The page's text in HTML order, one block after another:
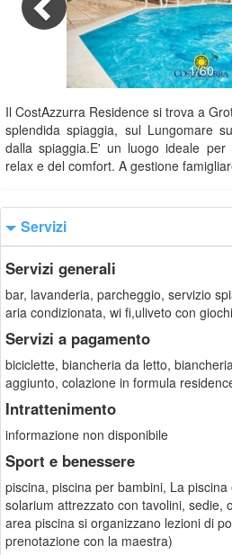
1/60
Il CostAzzurra Residence si trova a
splendida spiaggia, sul Lungomare
dalla spiaggia.E' un luogo ideale per
relax e del comfort. A gestione
Servizi
Servizi generali
bar, lavanderia, parcheggio, servizio
aria condizionata, wi fi,uliveto con
Servizi a pagamento
biciclette, biancheria da letto,
aggiunto, colazione in formula
Intrattenimento
informazione non disponibile
Sport e benessere
piscina, piscina per bambini, La
solarium attrezzato con tavolini, sedie,
area piscina si organizzano lezioni di
prenotazione con la maestra)